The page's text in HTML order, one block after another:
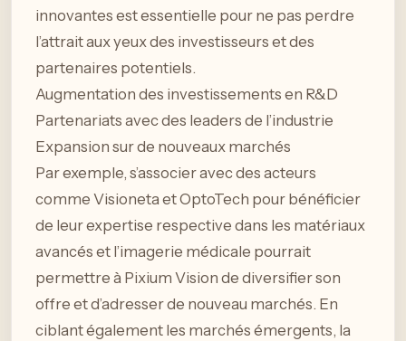
innovantes est essentielle pour ne pas perdre
l’attrait aux yeux des investisseurs et des
partenaires potentiels.
Augmentation des investissements en R&D
Partenariats avec des leaders de l’industrie
Expansion sur de nouveaux marchés
Par exemple, s’associer avec des acteurs
comme Visioneta et OptoTech pour bénéficier
de leur expertise respective dans les matériaux
avancés et l’imagerie médicale pourrait
permettre à Pixium Vision de diversifier son
offre et d’adresser de nouveau marchés. En
ciblant également les marchés émergents, la